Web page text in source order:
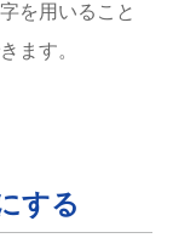
を用いること
ます。
する